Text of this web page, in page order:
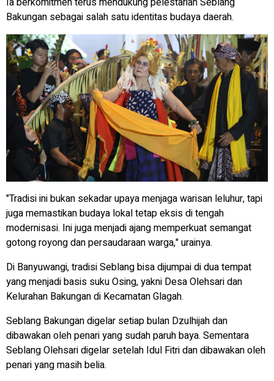
Bakungan sebagai salah satu identitas budaya daerah.
"Tradisi ini bukan sekadar upaya menjaga warisan leluhur, tapi
juga memastikan budaya lokal tetap eksis di tengah
modernisasi. Ini juga menjadi ajang memperkuat semangat
gotong royong dan persaudaraan warga," urainya.
Di Banyuwangi, tradisi Seblang bisa dijumpai di dua tempat
yang menjadi basis suku Osing, yakni Desa Olehsari dan
Kelurahan Bakungan di Kecamatan Glagah.
Seblang Bakungan digelar setiap bulan Dzulhijah dan
dibawakan oleh penari yang sudah paruh baya. Sementara
Seblang Olehsari digelar setelah Idul Fitri dan dibawakan oleh
penari yang masih belia.